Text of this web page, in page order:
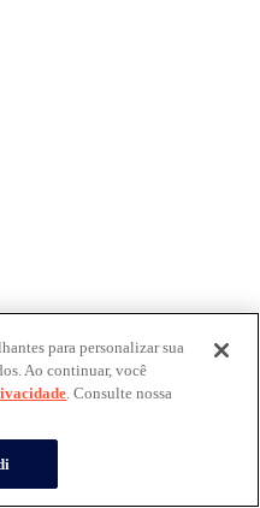
para personalizar sua
Ao continuar, você
. Consulte nossa